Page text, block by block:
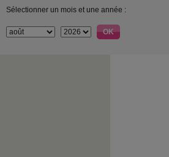
Sélectionner un mois et une année :